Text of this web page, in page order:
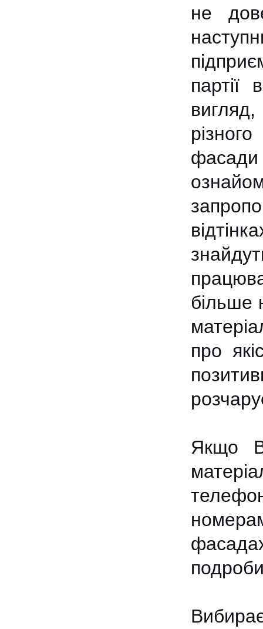
не
партії
вигляд,
фасади
більше
про
Якщо